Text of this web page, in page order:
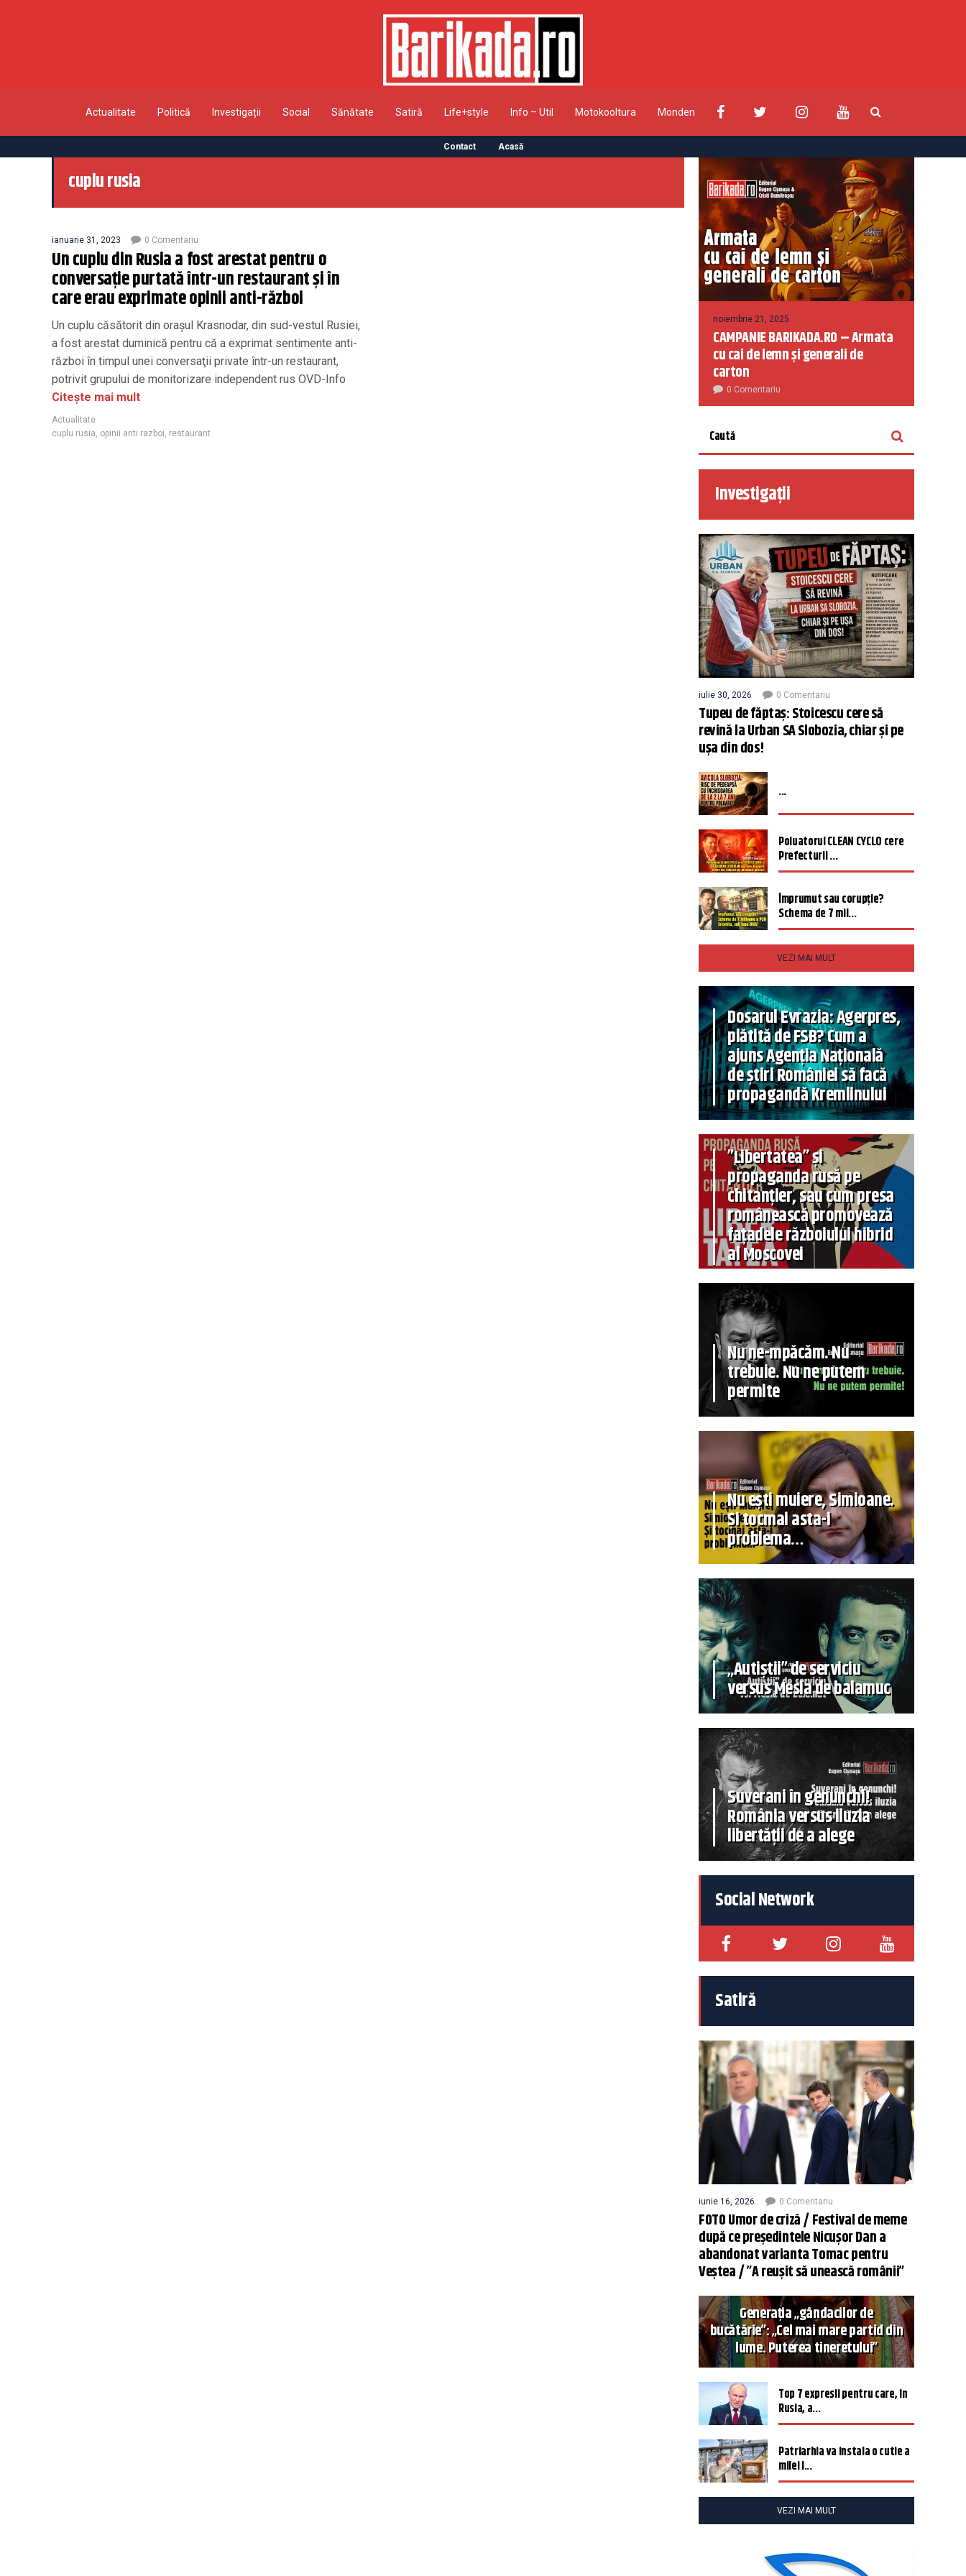
Actualitate Politică Investigații Social Sănătate Satiră Life+style Info – Util Motokooltura Monden
Contact Acasă
cuplu rusia
ianuarie 31, 2023 0 Comentariu
Un cuplu din Rusia a fost arestat pentru o
conversație purtată într-un restaurant și în
care erau exprimate opinii anti-război
Un cuplu căsătorit din oraşul Krasnodar, din sud-vestul Rusiei,
a fost arestat duminică pentru că a exprimat sentimente anti-
război în timpul unei conversaţii private într-un restaurant,
potrivit grupului de monitorizare independent rus OVD-Info
Citește mai mult
Actualitate
cuplu rusia, opinii anti razboi, restaurant
noiembrie 21, 2025
CAMPANIE BARIKADA.RO – Armata
cu cai de lemn și generali de
carton
0 Comentariu
Investigații
iulie 30, 2026 0 Comentariu
Tupeu de făptaș: Stoicescu cere să
revină la Urban SA Slobozia, chiar și pe
ușa din dos!
...
Poluatorul CLEAN CYCLO cere
Prefecturii ...
Împrumut sau corupție?
Schema de 7 mil...
VEZI MAI MULT
Dosarul Evrazia: Agerpres,
plătită de FSB? Cum a
ajuns Agenția Națională
de știri României să facă
propagandă Kremlinului
”Libertatea” și
propaganda rusă pe
chitanțier, sau cum presa
românească promovează
fațadele războiului hibrid
al Moscovei
Nu ne-mpăcăm. Nu
trebuie. Nu ne putem
permite
Nu ești muiere, Simioane.
Și tocmai asta-i
problema…
„Autiștii” de serviciu
versus Mesia de balamuc
Suverani în genunchi!
România versus iluzia
libertății de a alege
Social Network
Satiră
iunie 16, 2026 0 Comentariu
FOTO Umor de criză / Festival de meme
după ce președintele Nicușor Dan a
abandonat varianta Tomac pentru
Veștea / ”A reușit să unească românii”
Generația „gândacilor de
bucătărie”: „Cel mai mare partid din
lume. Puterea tineretului”
Top 7 expresii pentru care, în
Rusia, a...
Patriarhia va instala o cutie a
milei î...
VEZI MAI MULT